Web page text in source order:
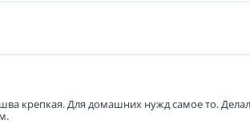
крепкая. Для домашних нужд самое то.